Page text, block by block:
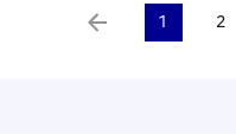
Aller à la page
1 2